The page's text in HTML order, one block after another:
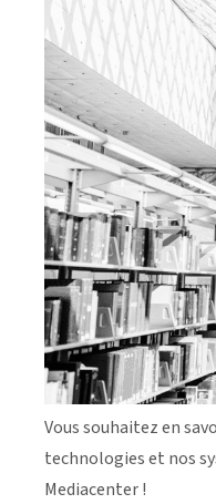
Vous souhaitez en
technologies et nos
Mediacenter !